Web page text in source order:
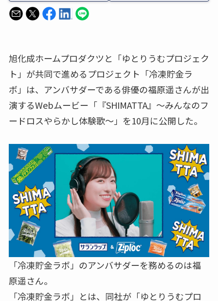
旭化成ホームプロダクツと「ゆとりうむプロジェク
ト」が共同で進めるプロジェクト「冷凍貯金ラ
ボ」は、アンバサダーである俳優の福原遥さんが出
演するWebムービー「『SHIMATTA』～みんなのフ
ードロスやらかし体験歌～」を10月に公開した。
「冷凍貯金ラボ」のアンバサダーを務めるのは福
原遥さん。
「冷凍貯金ラボ」とは、同社が「ゆとりうむプロ